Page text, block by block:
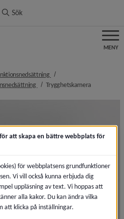
Sök
MENY
brödsmulenavigeringennivå i
nivå i brödsmulenavigeringen
Trygghetskamera
att skapa en bättre webbplats för
för webbplatsens grundfunktioner
Vi vill också kunna erbjuda dig
uppläsning av text. Vi hoppas att
alla kakor. Du kan ändra vilka
att klicka på inställningar.